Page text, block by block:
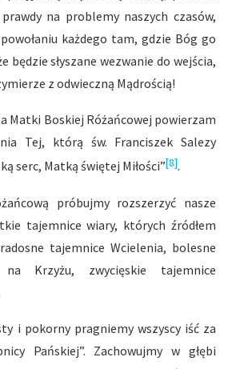
na problemy naszych czasów,
każdego tam, gdzie Bóg go
będzie słyszane wezwanie do wejścia,
z odwieczną Mądrością!
Matki Boskiej Różańcowej powierzam
Tej, którą św. Franciszek Salezy
serc, Matką świętej Miłości”[8].
próbujmy rozszerzyć nasze
tajemnice wiary, których źródłem
tajemnice Wcielenia, bolesne
Krzyżu, zwycięskie tajemnice
i pokorny pragniemy wszyscy iść za
Pańskiej”. Zachowujmy w głębi